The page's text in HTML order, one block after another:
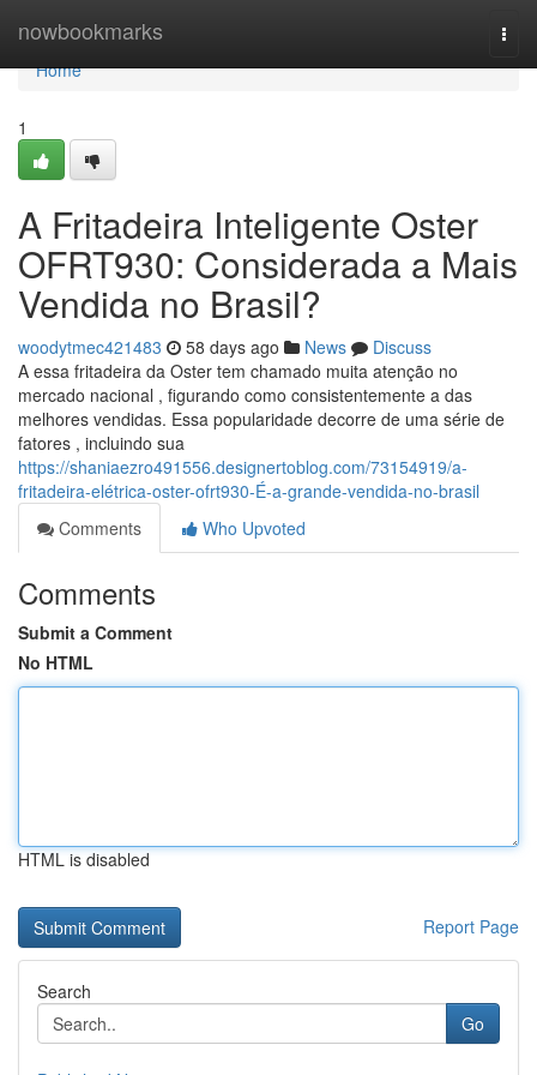
nowbookmarks
Home
Home
1
A Fritadeira Inteligente Oster
OFRT930: Considerada a Mais
Vendida no Brasil?
woodytmec421483 58 days ago News
Discuss
A essa fritadeira da Oster tem chamado muita atenção no
mercado nacional , figurando como consistentemente a das
melhores vendidas. Essa popularidade decorre de uma série de
fatores , incluindo sua
https://shaniaezro491556.designertoblog.com/73154919/a-
fritadeira-elétrica-oster-ofrt930-É-a-grande-vendida-no-brasil
Comments
Who Upvoted
Comments
Submit a Comment
No HTML
HTML is disabled
Report Page
Search
Go